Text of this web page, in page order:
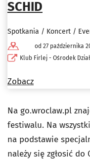
SCHID
Spotkania / Koncert /
od 27 października
Klub Firlej - Ośrodek
Zobacz
Na go.wroclaw.pl
festiwalu. Na
na podstawie
należy się zgłosić do